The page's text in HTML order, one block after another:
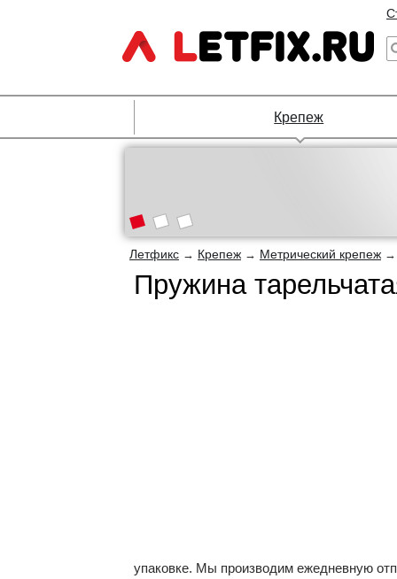
Крепеж
Летфикс → Крепеж → Метрический крепеж
Пружина
упаковке. Мы производим ежедневную